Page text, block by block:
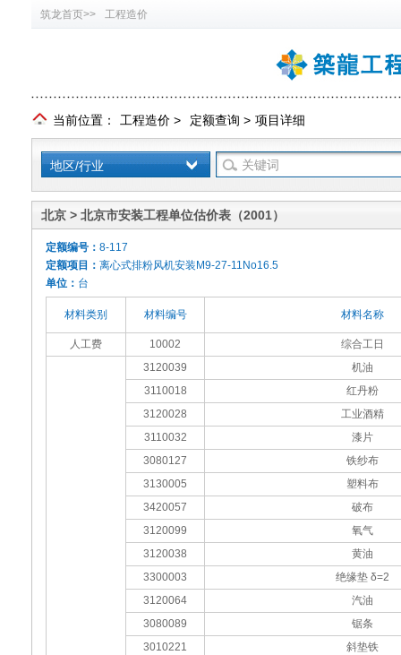
筑龙首页>> 工程造价
当前位置： 工程造价 > 定额查询 > 项目详细
地区/行业
北京 > 北京市安装工程单位估价表（2001）
定额编号： 8-117
定额项目： 离心式排粉风机安装M9-27-11No16.5
单位： 台
材料类别 材料编号 材料名称
人工费 10002 综合工日
3120039
机油
3110018
红丹粉
3120028
工业酒精
3110032
漆片
3080127
铁纱布
3130005
塑料布
3420057
破布
3120099
氧气
3120038
黄油
3300003
绝缘垫 δ=2
3120064
汽油
3080089
锯条
3010221
斜垫铁